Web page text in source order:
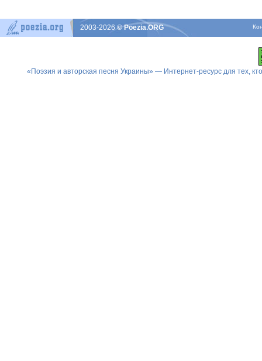
2003-2026© Poezia.ORG
«Поэзия и авторская песня Украины» — Интернет-ресурс для тех,